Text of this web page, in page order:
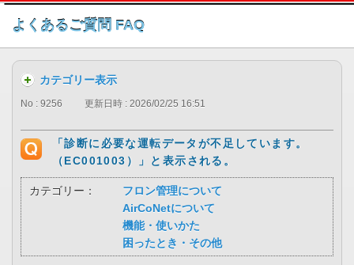
このページの本文へ
よくあるご質問 FAQ
カテゴリー表示
No : 9256 更新日時 : 2026/02/25 16:51
「診断に必要な運転データが不足しています。
（EC001003）」と表示される。
カテゴリー：
フロン管理について
AirCoNetについて
機能・使いかた
困ったとき・その他